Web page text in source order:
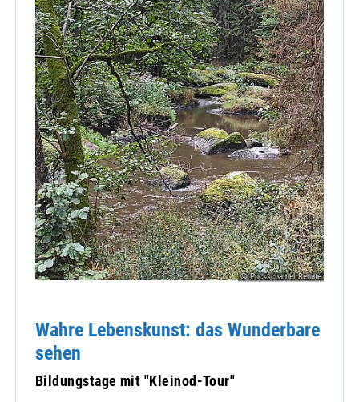
© Puckschamel Renate
Wahre Lebenskunst: das Wunderbare
sehen
Bildungstage mit "Kleinod-Tour"